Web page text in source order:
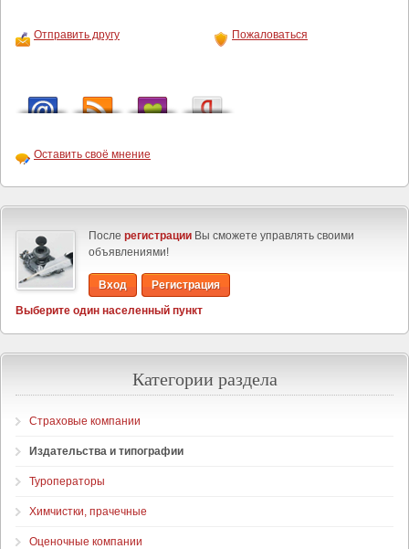
Отправить другу Пожаловаться
Оставить своё мнение
После регистрации Вы сможете управлять своими
объявлениями!
Вход
Регистрация
Выберите один населенный пункт
Категории раздела
Страховые компании
Издательства и типографии
Туроператоры
Химчистки, прачечные
Оценочные компании